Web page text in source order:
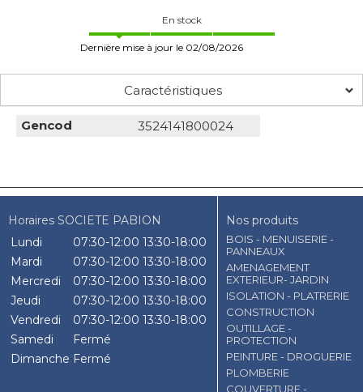
En stock
Dernière mise à jour le 02/08/2026
Caractéristiques
Gencod 3524141800024
Horaires SOCIETE PABION
Lundi
07:30-12:00 13:30-18:00
Mardi
07:30-12:00 13:30-18:00
Mercredi
07:30-12:00 13:30-18:00
Jeudi
07:30-12:00 13:30-18:00
Vendredi
07:30-12:00 13:30-18:00
Samedi
Fermé
Dimanche Fermé
Nos produits
BOIS - MENUISERIE -
PANNEAUX
AMENAGEMENT
EXTERIEUR- JARDIN
ISOLATION - PLATRERIE
CONSTRUCTION
OUTILLAGE -
PROTECTION
PEINTURE - DROGUERIE
PLOMBERIE
COUVERTURE -